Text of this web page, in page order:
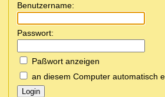
Benutzername:
Passwort:
Paßwort anzeigen
an diesem Computer automatisch
Login